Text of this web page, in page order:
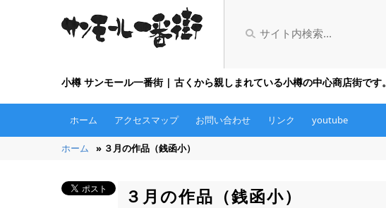
小樽 サンモール一番街 | 古くから親しまれている小樽の中心商店街です。
ホーム アクセスマップ お問い合わせ リンク youtube
ホーム » ３月の作品（銭函小）
３月の作品（銭函小）